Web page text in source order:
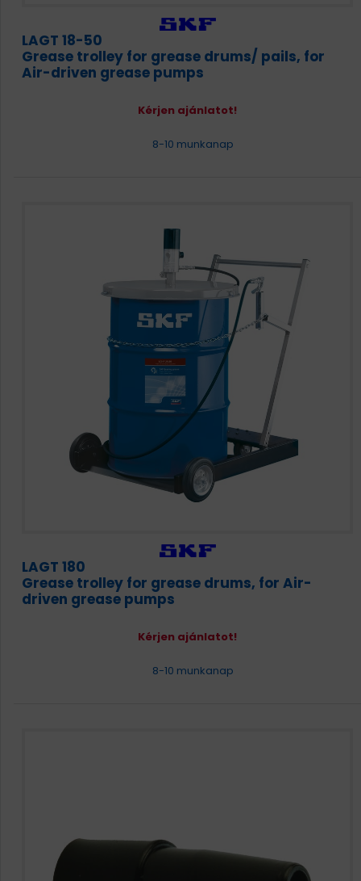
LAGT 18-50
Grease trolley for grease drums/ pails, for
Air-driven grease pumps
Kérjen ajánlatot!
8-10 munkanap
LAGT 180
Grease trolley for grease drums, for Air-
driven grease pumps
Kérjen ajánlatot!
8-10 munkanap